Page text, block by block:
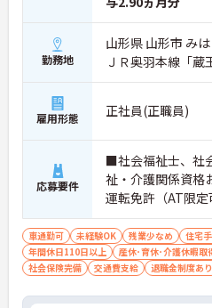
勤務地
山形県 山形市 み
ＪＲ奥羽本線「
雇用形態 正社員(正職員)
応募要件
■社会福祉士、社
祉・介護関係資格
運転免許（AT限
者優遇
車通勤可 未経験OK 残業少なめ 住宅
年間休日110日以上
産休･育休･介護休暇取
社会保険完備
交通費支給 退職金制度あり